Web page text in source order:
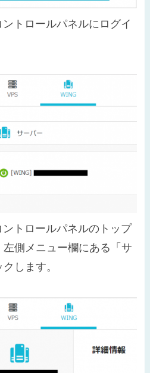
トロールパネルにログイ
トロールパネルのトップ
側メニュー欄にある「サ
します。